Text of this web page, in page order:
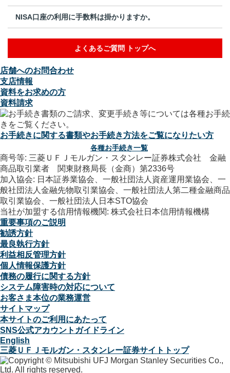
NISA口座の利用に手数料は掛かりますか。
よくあるご質問 トップへ
店舗へのお問合わせ
支店情報
資料をお求めの方
資料請求
お手続きに関する書類やお手続き方法をご覧になりたい方
各種お手続き一覧
商号等: 三菱ＵＦＪモルガン・スタンレー証券株式会社 金融
商品取引業者 関東財務局長（金商）第2336号
加入協会: 日本証券業協会、一般社団法人資産運用業協会、一
般社団法人金融先物取引業協会、一般社団法人第二種金融商品
取引業協会、一般社団法人日本STO協会
当社が加盟する信用情報機関: 株式会社日本信用情報機構
重要事項のご説明
勧誘方針
最良執行方針
利益相反管理方針
個人情報保護方針
債務の履行に関する方針
システム障害時の対応について
お客さま本位の業務運営
サイトマップ
本サイトのご利用にあたって
SNS公式アカウントガイドライン
English
三菱ＵＦＪモルガン・スタンレー証券サイトトップ